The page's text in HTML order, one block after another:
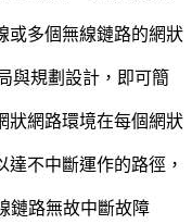
或多個無線鏈路的網狀
與規劃設計，即可簡
狀網路環境在每個網狀
不中斷運作的路徑，
鏈路無故中斷故障